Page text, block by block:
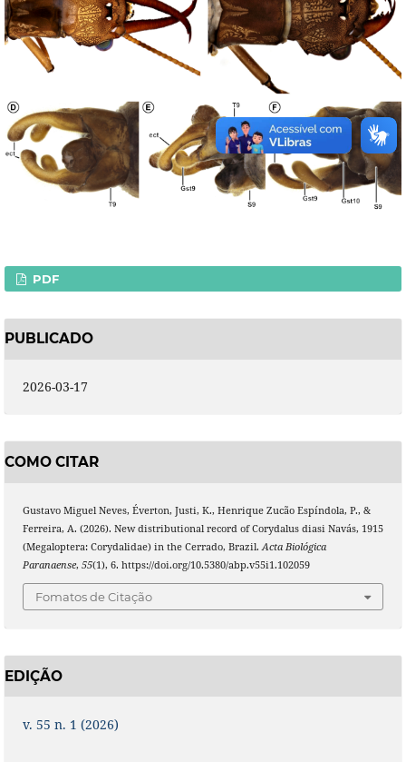
PDF
PUBLICADO
2026-03-17
COMO CITAR
Gustavo Miguel Neves, Éverton, Justi, K., Henrique Zucão Espíndola, P., &
Ferreira, A. (2026). New distributional record of Corydalus diasi Navás, 1915
(Megaloptera: Corydalidae) in the Cerrado, Brazil. Acta Biológica
Paranaense, 55(1), 6. https://doi.org/10.5380/abp.v55i1.102059
Fomatos de Citação
EDIÇÃO
v. 55 n. 1 (2026)